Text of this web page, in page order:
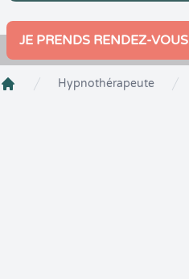
JE PRENDS RENDEZ-VOUS
Hypnothérapeute